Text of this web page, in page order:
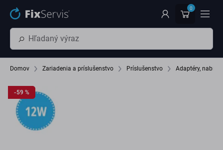
Preskočiť na hlavný obsah 0
Domov Zariadenia a príslušenstvo Príslušenstvo Adaptéry,
-59 %
-59 %